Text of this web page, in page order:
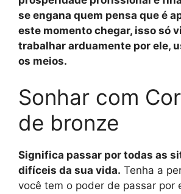
se engana quem pensa que é
este momento chegar, isso só
trabalhar arduamente por ele,
os meios.
Sonhar com
de bronze
Significa passar por todas as
difíceis da sua vida. Tenha a
você tem o poder de passar por